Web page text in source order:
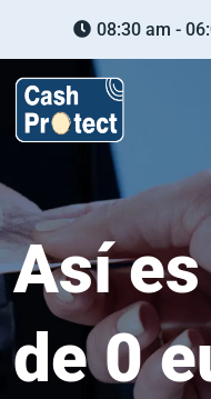
08:30 am -
Así
de 0